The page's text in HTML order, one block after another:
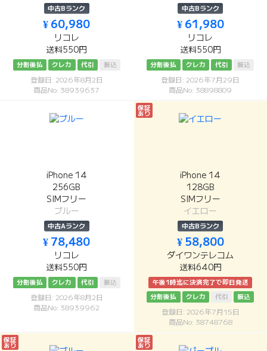
中古Bランク
¥ 60,980
リコレ
送料550円
分割後払 クレカ 代引 振込
登録日: 2026年8月2日
商品No: 38939637
中古Bランク
¥ 61,980
リコレ
送料550円
分割後払 クレカ 代引 振込
登録日: 2026年7月29日
商品No: 38898809
iPhone 14
256GB
SIMフリー
ブルー
中古Aランク
¥ 78,480
リコレ
送料550円
分割後払 クレカ 代引 振込
登録日: 2026年8月2日
商品No: 38939962
保証
あり
iPhone 14
128GB
SIMフリー
イエロー
中古Bランク
¥ 58,800
ダイワンテレコム
送料640円
午後1時迄に決済完了で即日発送
分割後払
クレカ 代引 振込
登録日: 2026年7月15日
商品No: 38748768
保証
あり
保証
あり